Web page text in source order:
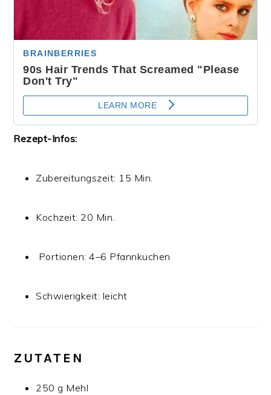
Rezept-Infos:
Zubereitungszeit: 15 Min.
Kochzeit: 20 Min.
‍‍‍ Portionen: 4–6 Pfannkuchen
Schwierigkeit: leicht
ZUTATEN
250 g Mehl